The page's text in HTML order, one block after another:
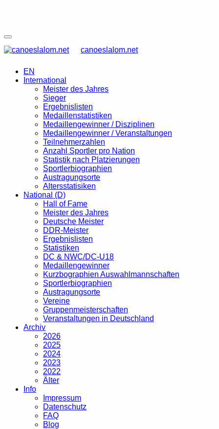
canoeslalom.net
EN
International
Meister des Jahres
Sieger
Ergebnislisten
Medaillenstatistiken
Medaillengewinner / Disziplinen
Medaillengewinner / Veranstaltungen
Teilnehmerzahlen
Anzahl Sportler pro Nation
Statistik nach Platzierungen
Sportlerbiographien
Austragungsorte
Altersstatisiken
National (D)
Hall of Fame
Meister des Jahres
Deutsche Meister
DDR-Meister
Ergebnislisten
Statistiken
DC & NWC/DC-U18
Medaillengewinner
Kurzbographien Auswahlmannschaften
Sportlerbiographien
Austragungsorte
Vereine
Gruppenmeisterschaften
Veranstaltungen in Deutschland
Archiv
2026
2025
2024
2023
2022
Älter
Info
Impressum
Datenschutz
FAQ
Blog